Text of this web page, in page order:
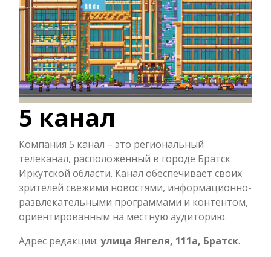
5 канал
Компания 5 канал – это региональный
телеканал, расположенный в городе Братск
Иркутской области. Канал обеспечивает своих
зрителей свежими новостями, информационно-
развлекательными программами и контентом,
ориентированным на местную аудиторию.
Адрес редакции: улица Янгеля, 111а, Братск.